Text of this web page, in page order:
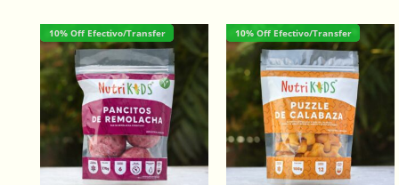
10% Off Efectivo/Transfer 10% Off Efectivo/Transfer